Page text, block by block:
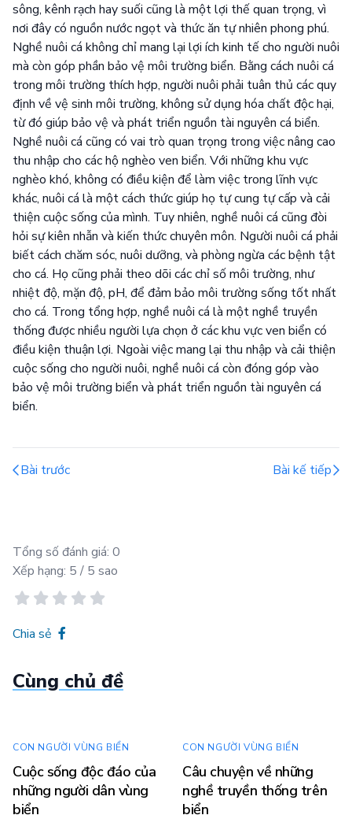
sông, kênh rạch hay suối cũng là một lợi thế quan trọng, vì
nơi đây có nguồn nước ngọt và thức ăn tự nhiên phong phú.
Nghề nuôi cá không chỉ mang lại lợi ích kinh tế cho người nuôi
mà còn góp phần bảo vệ môi trường biển. Bằng cách nuôi cá
trong môi trường thích hợp, người nuôi phải tuân thủ các quy
định về vệ sinh môi trường, không sử dụng hóa chất độc hại,
từ đó giúp bảo vệ và phát triển nguồn tài nguyên cá biển.
Nghề nuôi cá cũng có vai trò quan trọng trong việc nâng cao
thu nhập cho các hộ nghèo ven biển. Với những khu vực
nghèo khó, không có điều kiện để làm việc trong lĩnh vực
khác, nuôi cá là một cách thức giúp họ tự cung tự cấp và cải
thiện cuộc sống của mình. Tuy nhiên, nghề nuôi cá cũng đòi
hỏi sự kiên nhẫn và kiến thức chuyên môn. Người nuôi cá phải
biết cách chăm sóc, nuôi dưỡng, và phòng ngừa các bệnh tật
cho cá. Họ cũng phải theo dõi các chỉ số môi trường, như
nhiệt độ, mặn độ, pH, để đảm bảo môi trường sống tốt nhất
cho cá. Trong tổng hợp, nghề nuôi cá là một nghề truyền
thống được nhiều người lựa chọn ở các khu vực ven biển có
điều kiện thuận lợi. Ngoài việc mang lại thu nhập và cải thiện
cuộc sống cho người nuôi, nghề nuôi cá còn đóng góp vào
bảo vệ môi trường biển và phát triển nguồn tài nguyên cá
biển.
Bài trước Bài kế tiếp
Tổng số đánh giá: 0
Xếp hạng: 5 / 5 sao
Chia sẻ
Cùng chủ đề
CON NGƯỜI VÙNG BIỂN
Cuộc sống độc đáo của
những người dân vùng
biển
CON NGƯỜI VÙNG BIỂN
Câu chuyện về những
nghề truyền thống trên
biển